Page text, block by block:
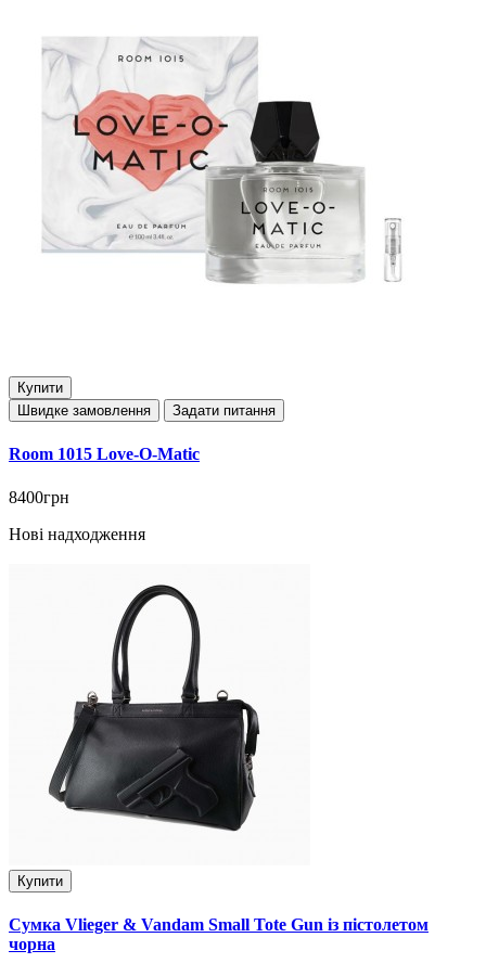
Купити
Швидке замовлення
Задати питання
Room 1015 Love-O-Matic
8400грн
Нові надходження
Купити
Сумка Vlieger & Vandam Small Tote Gun із пістолетом
чорна